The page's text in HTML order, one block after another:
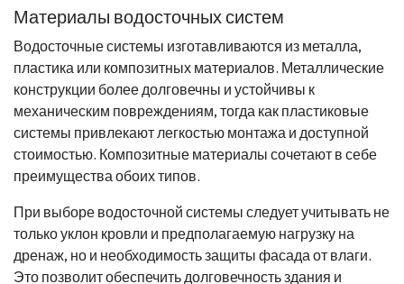
Материалы водосточных систем
Водосточные системы изготавливаются из металла,
пластика или композитных материалов. Металлические
конструкции более долговечны и устойчивы к
механическим повреждениям, тогда как пластиковые
системы привлекают легкостью монтажа и доступной
стоимостью. Композитные материалы сочетают в себе
преимущества обоих типов.
При выборе водосточной системы следует учитывать не
только уклон кровли и предполагаемую нагрузку на
дренаж, но и необходимость защиты фасада от влаги.
Это позволит обеспечить долговечность здания и